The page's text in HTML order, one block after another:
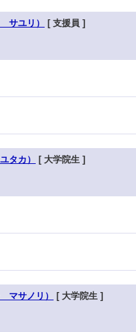
ユリ） [ 支援員 ]
カ） [ 大学院生 ]
サノリ） [ 大学院生 ]